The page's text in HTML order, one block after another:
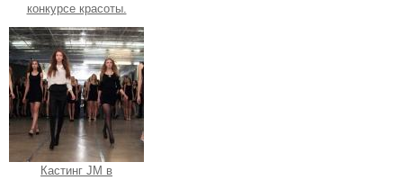
конкурсе красоты.
Кастинг JM в